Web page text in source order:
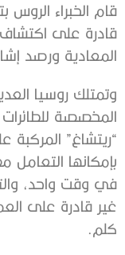
قام الخبراء الروس
قادرة على اكتشاف
المعادية ورصد
وتمتلك روسيا
المخصصة
في وقت واحد،
كلم.